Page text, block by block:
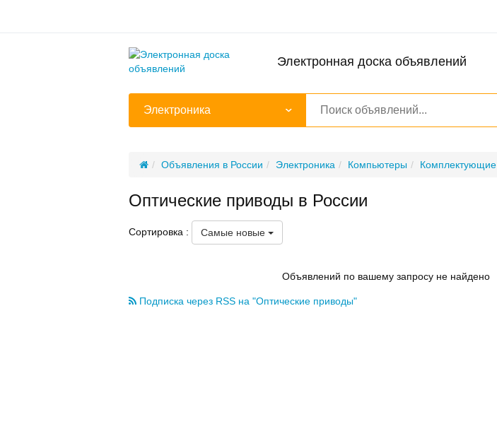
Электронная доска объявлений
Электроника
Объявления в России Электроника Компьютеры Комплектующие
Оптические приводы в России
Сортировка : Самые новые
Объявлений по вашему запросу не найдено
Подписка через RSS на "Оптические приводы"